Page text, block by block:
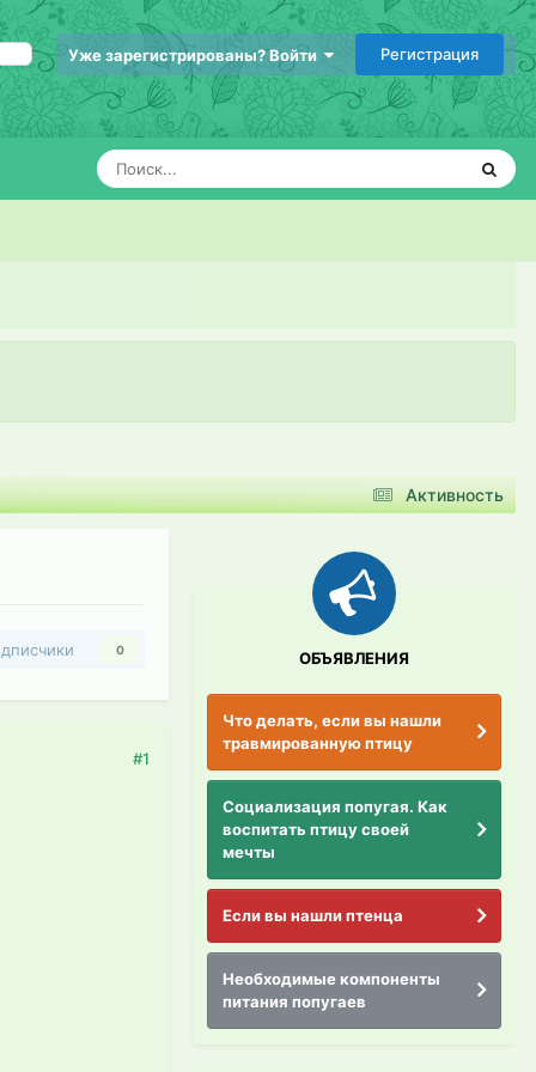
Уже зарегистрированы? Войти Регистрация
Активность
0
#1
ОБЪЯВЛЕНИЯ
Что делать, если вы нашли
травмированную птицу
Социализация попугая. Как
воспитать птицу своей
мечты
Если вы нашли птенца
Необходимые компоненты
питания попугаев